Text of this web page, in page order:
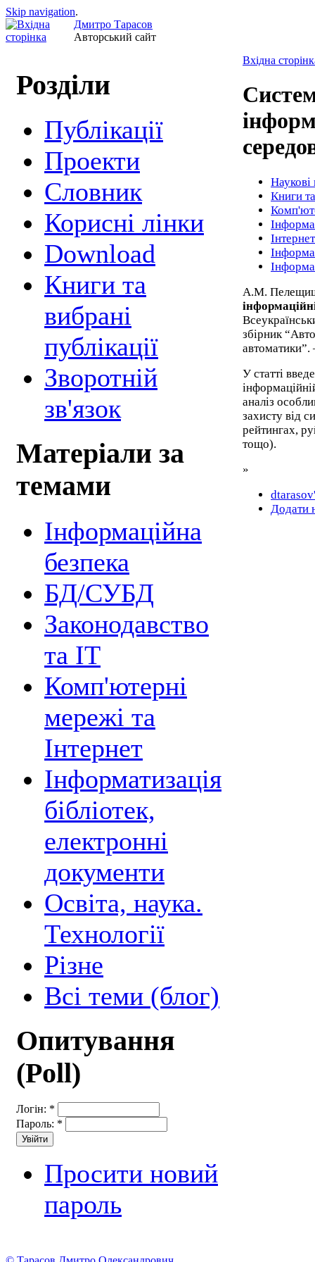
Skip navigation.
Дмитро Тарасов
Авторський сайт
Розділи
Публікації
Проекти
Cловник
Корисні лінки
Download
Книги та
вибрані
публікації
Зворотній
зв'язок
Матеріали за
темами
Інформаційна
безпека
БД/СУБД
Законодавство
та ІТ
Комп'ютерні
мережі та
Інтернет
Інформатизація
бібліотек,
електронні
документи
Освіта, наука.
Технології
Різне
Всі теми (блог)
Опитування
(Poll)
Логін: *
Пароль: *
Просити новий
пароль
Вхідна
Наукові
Книги
Інтернет
А.М.
збірник
У статті
аналіз
захисту від
рейтингах,
тощо).
»
Додати